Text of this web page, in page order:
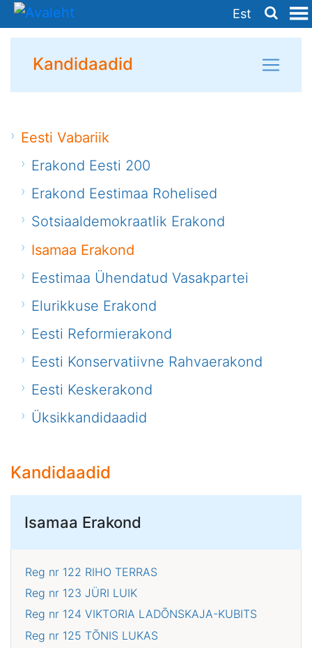
Est
Kandidaadid
Eesti Vabariik
Erakond Eesti 200
Erakond Eestimaa Rohelised
Sotsiaaldemokraatlik Erakond
Isamaa Erakond
Eestimaa Ühendatud Vasakpartei
Elurikkuse Erakond
Eesti Reformierakond
Eesti Konservatiivne Rahvaerakond
Eesti Keskerakond
Üksikkandidaadid
Kandidaadid
Isamaa Erakond
Reg nr 122 RIHO TERRAS
Reg nr 123 JÜRI LUIK
Reg nr 124 VIKTORIA LADÕNSKAJA-KUBITS
Reg nr 125 TÕNIS LUKAS